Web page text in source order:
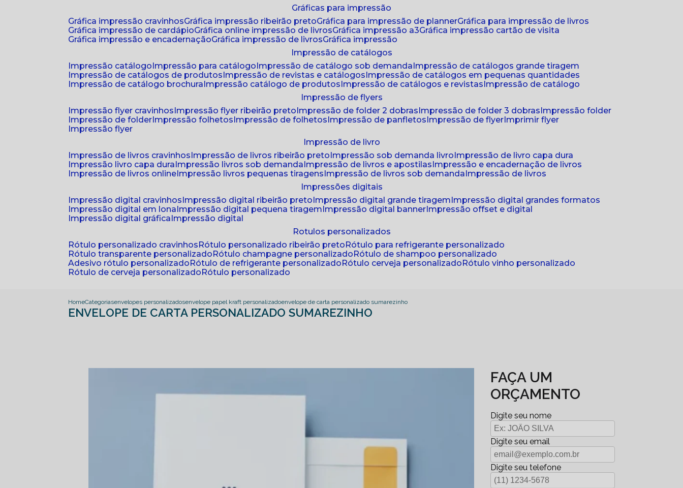
gráficas para impressão
gráfica impressão cravinhos
gráfica impressão ribeirão preto gráfica para impressão de planner
gráfica para impressão de livros
gráfica impressão de cardápio
gráfica online impressão de livros gráfica impressão a3
gráfica impressão cartão de visita
gráfica impressão e encadernação
gráfica impressão de livros
gráfica impressão
impressão de catálogos
impressão catálogo impressão para catálogo impressão de catálogo sob demanda impressão de catálogos grande tiragem
impressão de catálogos de produtos impressão de revistas e catálogos impressão de catálogos em pequenas quantidades
impressão de catálogo brochura impressão catálogo de produtos impressão de catálogos e revistas impressão de catálogo
impressão de flyers
impressão flyer cravinhos impressão flyer ribeirão preto impressão de folder 2 dobras impressão de folder 3 dobras impressão folder
impressão de folder impressão folhetos impressão de folhetos impressão de panfletos impressão de flyer imprimir flyer
impressão flyer
impressão de livro
impressão de livros cravinhos impressão de livros ribeirão preto impressão sob demanda livro impressão de livro capa dura
impressão livro capa dura impressão livros sob demanda impressão de livros e apostilas impressão e encadernação de livros
impressão de livros online impressão livros pequenas tiragens impressão de livros sob demanda impressão de livros
impressões digitais
impressão digital cravinhos impressão digital ribeirão preto impressão digital grande tiragem impressão digital grandes formatos
impressão digital em lona impressão digital pequena tiragem impressão digital banner impressão offset e digital
impressão digital gráfica impressão digital
rotulos personalizados
rótulo personalizado cravinhos
rótulo personalizado ribeirão preto
rótulo para refrigerante personalizado
rótulo transparente personalizado
rótulo champagne personalizado
rótulo de shampoo personalizado
adesivo rótulo personalizado
rótulo de refrigerante personalizado rótulo cerveja personalizado
rótulo vinho personalizado
rótulo de cerveja personalizado
rótulo personalizado
HomeCategoriasenvelopes personalizadosenvelope papel kraft personalizadoenvelope de carta personalizado sumarezinho
ENVELOPE DE CARTA PERSONALIZADO SUMAREZINHO
FAÇA UM
ORÇAMENTO
Digite seu nome
Digite seu email
Digite seu telefone